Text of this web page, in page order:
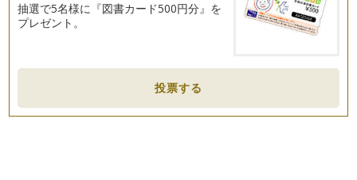
2月の絵本『ぴーちゃんにじにのる』
毎日寒いですね。インフルエンザも大流行しているそうです。
1月の絵本『きょうはぴったりのひ』
今年もどうぞよろしくお願い致します。 想像もしえなかった
震災と原発。子どもたちのこれか…
抽選で5名様に『図書カード500円分』を
プレゼント。
投票する